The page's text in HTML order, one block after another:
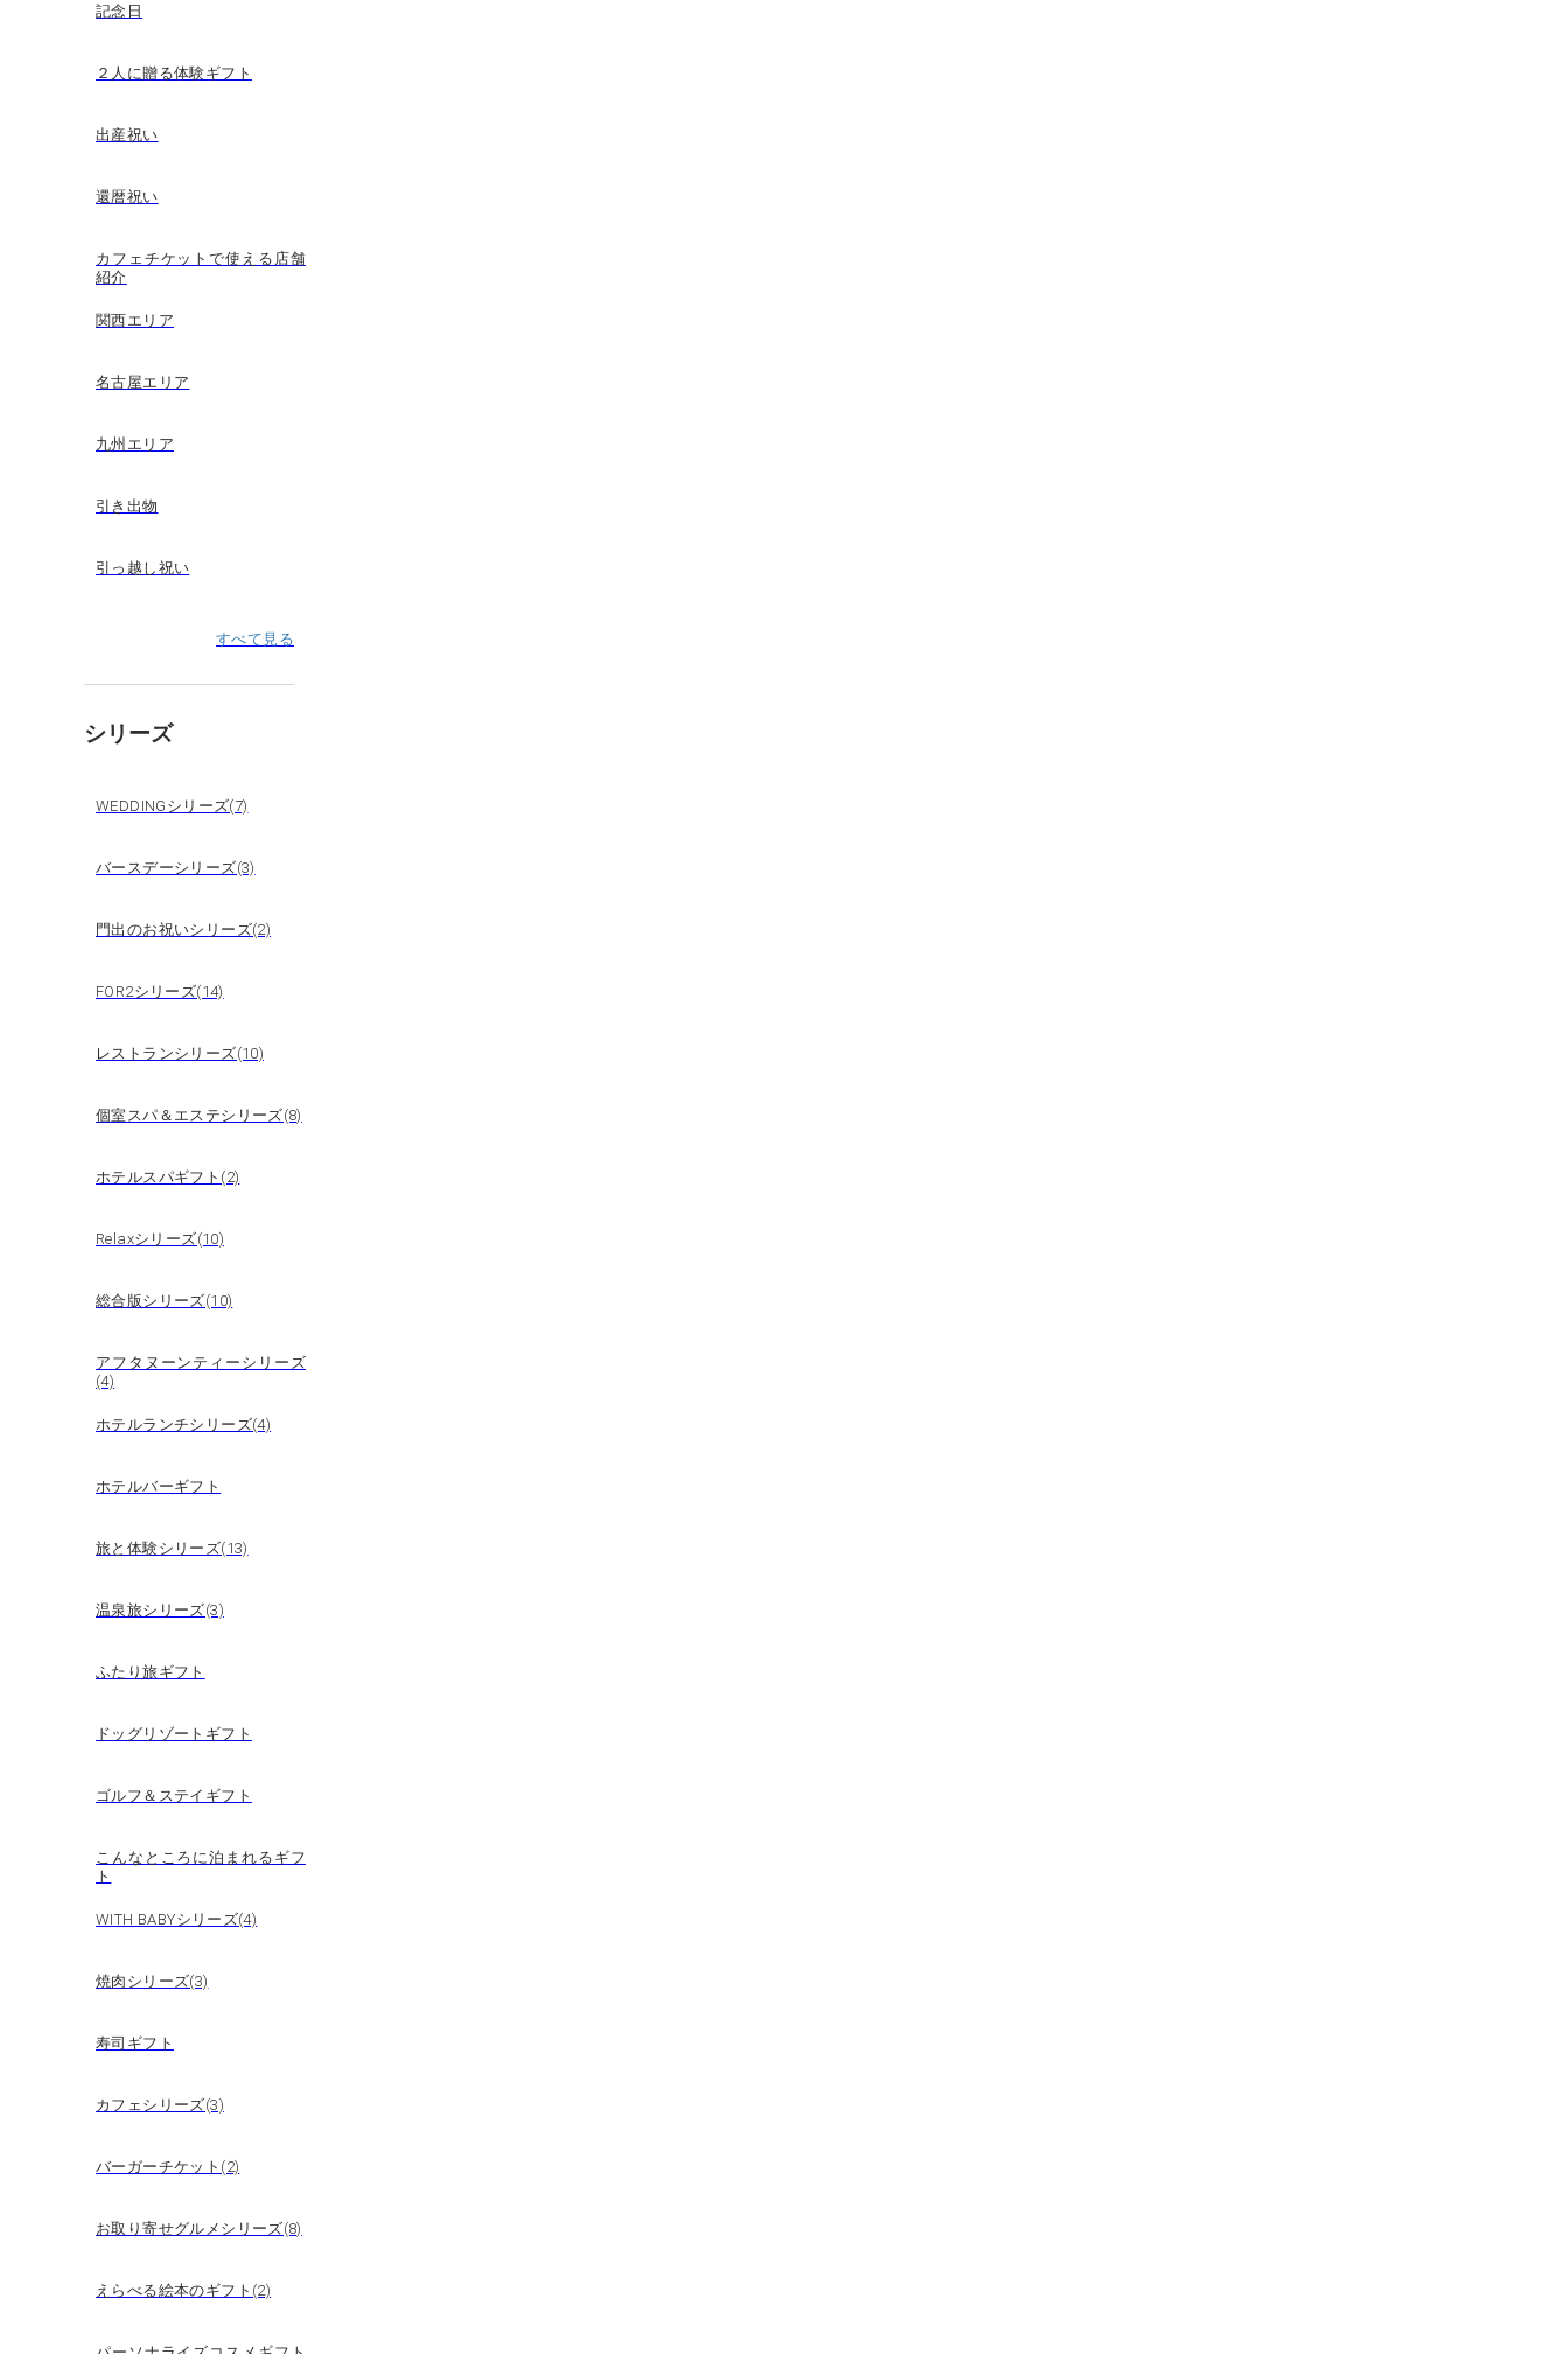
記念日
２人に贈る体験ギフト
出産祝い
還暦祝い
カフェチケットで使える店舗
紹介
関西エリア
名古屋エリア
九州エリア
引き出物
引っ越し祝い
すべて見る
シリーズ
WEDDINGシリーズ(7)
バースデーシリーズ(3)
門出のお祝いシリーズ(2)
FOR2シリーズ(14)
レストランシリーズ(10)
個室スパ＆エステシリーズ(8)
ホテルスパギフト(2)
Relaxシリーズ(10)
総合版シリーズ(10)
アフタヌーンティーシリーズ
(4)
ホテルランチシリーズ(4)
ホテルバーギフト
旅と体験シリーズ(13)
温泉旅シリーズ(3)
ふたり旅ギフト
ドッグリゾートギフト
ゴルフ＆ステイギフト
こんなところに泊まれるギフ
ト
WITH BABYシリーズ(4)
焼肉シリーズ(3)
寿司ギフト
カフェシリーズ(3)
バーガーチケット(2)
お取り寄せグルメシリーズ(8)
えらべる絵本のギフト(2)